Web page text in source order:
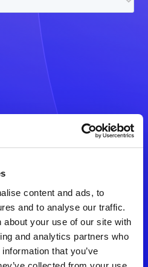
content and ads, to
and to analyse our traffic.
about your use of our site with
and analytics partners who
that you’ve
のうえ、
さい。